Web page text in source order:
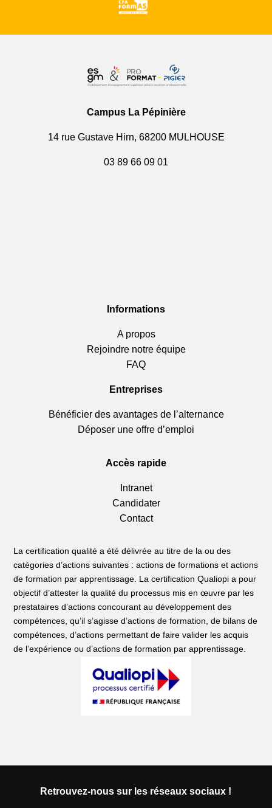
Campus La Pépinière
14 rue Gustave Hirn, 68200 MULHOUSE
03 89 66 09 01
Informations
A propos
Rejoindre notre équipe
FAQ
Entreprises
Bénéficier des avantages de l’alternance
Déposer une offre d’emploi
Accès rapide
Intranet
Candidater
Contact
La certification qualité a été délivrée au titre de la ou des
catégories d’actions suivantes : actions de formations et actions
de formation par apprentissage. La certification Qualiopi a pour
objectif d’attester la qualité du processus mis en œuvre par les
prestataires d’actions concourant au développement des
compétences, qu’il s’agisse d’actions de formation, de bilans de
compétences, d’actions permettant de faire valider les acquis
de l’expérience ou d’actions de formation par apprentissage.
Retrouvez-nous sur les réseaux sociaux !